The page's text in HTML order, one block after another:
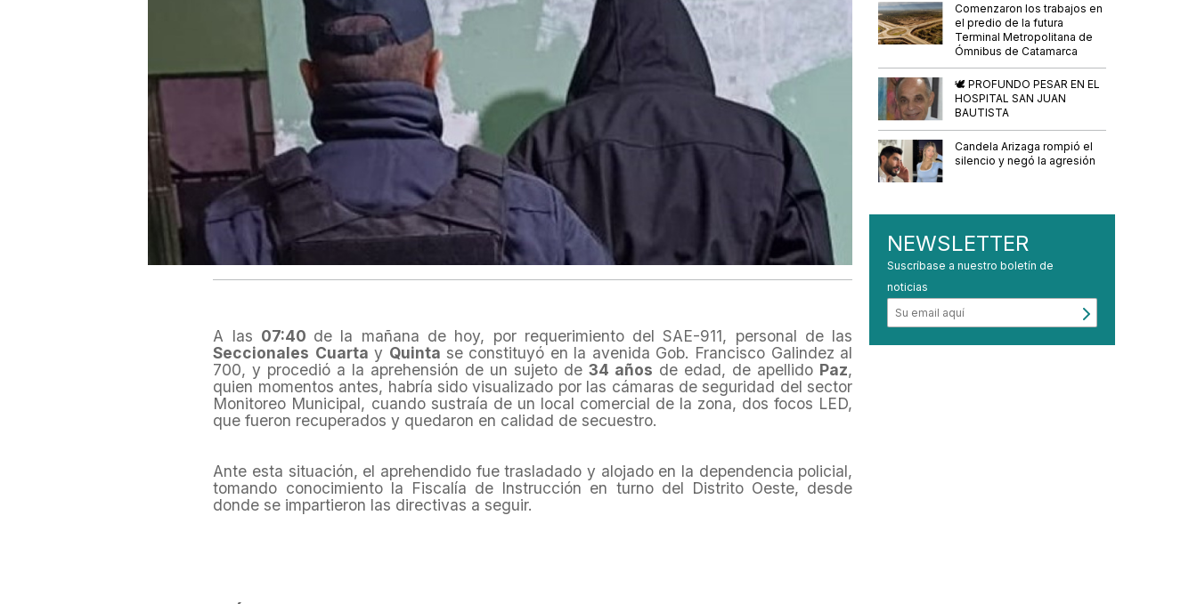
A las 07:40 de la mañana de hoy, por requerimiento del SAE-911, personal de las
Seccionales Cuarta y Quinta se constituyó en la avenida Gob. Francisco Galindez al
700, y procedió a la aprehensión de un sujeto de34 años de edad, de apellido Paz,
quien momentos antes, habría sido visualizado por las cámaras de seguridad del sector
Monitoreo Municipal, cuando sustraía de un local comercial de la zona, dos focos LED,
que fueron recuperados y quedaron en calidad de secuestro.
Ante esta situación, el aprehendido fue trasladado y alojado en la dependencia policial,
tomando conocimiento la Fiscalía de Instrucción en turno del Distrito Oeste, desde
donde se impartieron las directivas a seguir.
Comenzaron los trabajos en
el predio de la futura
Terminal Metropolitana de
Ómnibus de Catamarca
🕊️ PROFUNDO PESAR EN EL
HOSPITAL SAN JUAN
BAUTISTA
Candela Arizaga rompió el
silencio y negó la agresión
NEWSLETTER
Suscríbase a nuestro boletín de
noticias